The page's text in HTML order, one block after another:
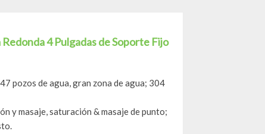
4 Pulgadas de Soporte Fijo
pozos de agua, gran zona de agua; 304
y masaje, saturación & masaje de punto;